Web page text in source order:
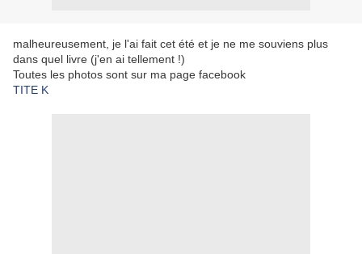
malheureusement, je l'ai fait cet été et je ne me souviens plus
dans quel livre (j'en ai tellement !)
Toutes les photos sont sur ma page facebook
TITE K